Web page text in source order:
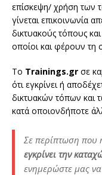
επίσκεψη/ χρήση των
γίνεται επικοινωνία
δικτυακούς τόπους
οποίοι και φέρουν τη
Το Trainings.gr σε
ότι εγκρίνει ή
δικτυακών τόπων και
κατά οποιονδήποτε
Σε περίπτωση που
εγκρίνει την
ενημερώστε μας